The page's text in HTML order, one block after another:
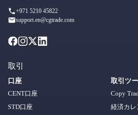
+971 5210 45822
support.en@cgtrade.com
取引
口座
CENT口座
STD口座
取引ツ
Copy
経済カレ